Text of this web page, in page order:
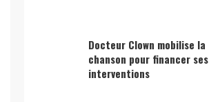
Docteur Clown mobilise la
chanson pour financer ses
interventions